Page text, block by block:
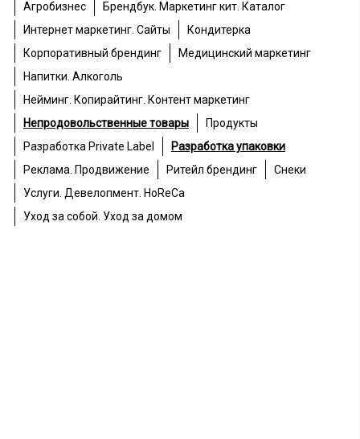
Агробизнес
Брендбук. Маркетинг кит. Каталог
Интернет маркетинг. Сайты
Кондитерка
Корпоративный брендинг
Медицинский маркетинг
Напитки. Алкоголь
Нейминг. Копирайтинг. Контент маркетинг
Непродовольственные товары
Продукты
Разработка Private Label
Разработка упаковки
Реклама. Продвижение
Ритейл брендинг
Снеки
Услуги. Девелопмент. HoReCa
Уход за собой. Уход за домом